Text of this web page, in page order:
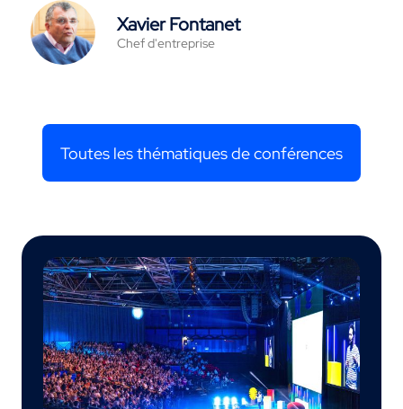
Xavier Fontanet
Chef d'entreprise
Toutes les thématiques de conférences